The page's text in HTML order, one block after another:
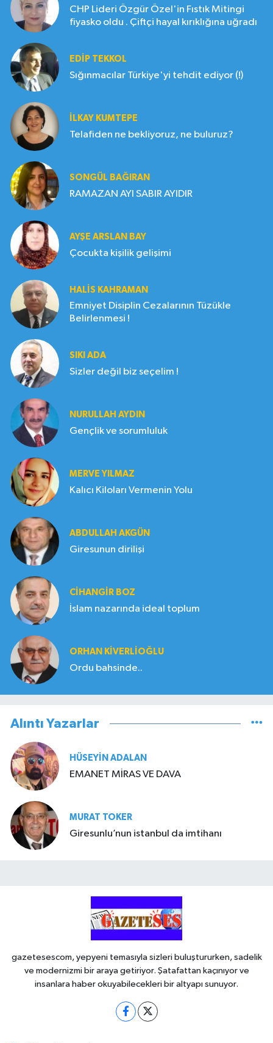
CHP Lideri Özgür Özel'in Fıstık Mitingi
fiyasko oldu . Çiftçi hayal kırıklığına uğradı
EDIP TEKKOL
Sığınmacılar Türkiye'yi tehdit ediyor (!)
İLKAY KUMTEPE
Telafiden ne bekliyoruz, ne buluruz?
SONGÜL BAĞIRAN
RAMAZAN AYI SABIR AYIDIR
AYŞE ARSLAN BAY
Çocukta kişilik gelişimi
HALIS KAHRAMAN
Emniyet Disiplin Cezalarının Tüzükle
Belirlenmesi !
SIKI ADA
Sizler değil biz seçelim !
NURULLAH AYDIN
Gençlik ve sorumluluk
MERVE YILMAZ
Kalıcı Kiloları Vermenin Yolu
ABDULLAH AKGÜN
Giresunun dirilişi
CIHANGIR BOZ
İslam nazarında ideal toplum
ORHAN KIVERLIOĞLU
Ordu bahsinde..
Alıntı Yazarlar
HÜSEYIN ADALAN
EMANET MİRAS VE DAVA
MURAT TOKER
Giresunlu’nun istanbul da imtihanı
gazetesescom, yepyeni temasıyla sizleri buluştururken, sadelik
ve modernizmi bir araya getiriyor. Şatafattan kaçınıyor ve
insanlara haber okuyabilecekleri bir altyapı sunuyor.